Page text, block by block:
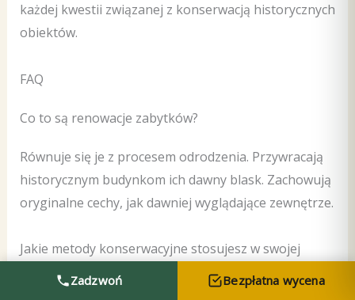
każdej kwestii związanej z konserwacją historycznych
obiektów.
FAQ
Co to są renowacje zabytków?
Równuje się je z procesem odrodzenia. Przywracają
historycznym budynkom ich dawny blask. Zachowują
oryginalne cechy, jak dawniej wyglądające zewnętrze.
Jakie metody konserwacyjne stosujesz w swojej
pracy?
Zadzwoń Bezpłatna wycena